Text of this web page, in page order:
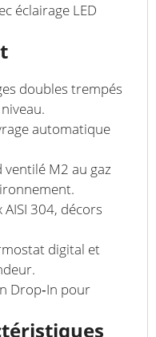
éclairage LED
doubles trempés
automatique
ventilé M2 au gaz
AISI 304, décors
digital et
Drop‑In pour